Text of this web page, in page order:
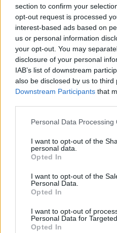
section to confirm your
opt-out request is processed
interest-based ads based on
us or personal information
your opt-out. You may
disclosure of your personal
IAB’s list of downstream
also be disclosed by us to third
Downstream Participants that
Please note that this website/
not limited to your visit or
grant or deny consent to
use your data for below
consent section.
Personal Data Processing
I want to opt-out of the
personal data.
Opted In
I want to opt-out of the
Personal Data.
Opted In
I want to opt-out of
Personal Data for
Opted InΗ ΣΤΗΛΗ ΜΑΣ